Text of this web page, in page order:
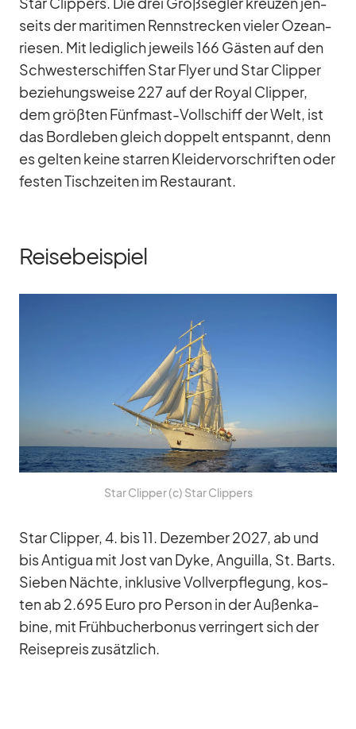
seits der ma­ri­ti­men Renn­stre­cken vie­ler Oze­an­
rie­sen. Mit le­dig­lich je­weils 166 Gäs­ten auf den
Schwes­ter­schif­fen Star Flyer und Star Clip­per
be­zie­hungs­weise 227 auf der Royal Clip­per,
dem größ­ten Fünf­mast-Voll­schiff der Welt, ist
das Bord­le­ben gleich dop­pelt ent­spannt, denn
es gel­ten keine star­ren Klei­der­vor­schrif­ten oder
fes­ten Tisch­zei­ten im Re­stau­rant.
Reisebeispiel
Star Clip­per (c) Star Clip­pers
Star Clip­per, 4. bis 11. De­zem­ber 2027, ab und
bis An­ti­gua mit Jost van Dyke, An­guilla, St. Barts.
Sie­ben Nächte, in­klu­sive Voll­ver­pfle­gung, kos­
ten ab 2.695 Euro pro Per­son in der Au­ßen­ka­
bine, mit Früh­bu­cher­bo­nus ver­rin­gert sich der
Rei­se­preis zu­sätz­lich.